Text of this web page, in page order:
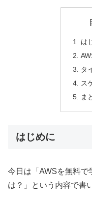
は
タ
ス
ま
はじめに
今日は「AWSを無料で
は？」という内容で書